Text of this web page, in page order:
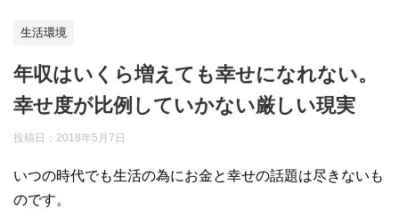
生活環境
年収はいくら増えても幸せになれない。
幸せ度が比例していかない厳しい現実
投稿日： 2018年5月7日
いつの時代でも生活の為にお金と幸せの話題は尽きないも
のです。